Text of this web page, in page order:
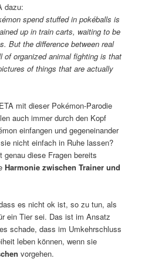
dazu:
spend stuffed in pokéballs is
up in train carts, waiting to be
But the difference between real
of organized animal fighting is that
of things that are actually
mit dieser Pokémon-Parodie
auch immer durch den Kopf
einfangen und gegeneinander
nicht einfach in Ruhe lassen?
diese Fragen bereits
Harmonie zwischen Trainer und
es nicht ok ist, so zu tun, als
ein Tier sei. Das ist im Ansatz
schade, dass im Umkehrschluss
leben können, wenn sie
vorgehen.